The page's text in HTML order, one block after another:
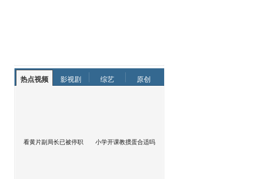
热点视频 影视剧 综艺 原创
看黄片副局长已被停职 小学开课教掼蛋合适吗